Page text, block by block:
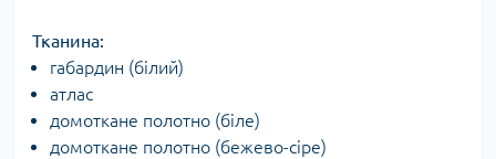
Тканина:
габардин (білий)
атлас
домоткане полотно (біле)
домоткане полотно (бежево-сіре)